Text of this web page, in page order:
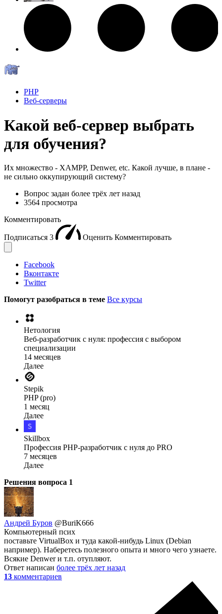
PHP
Веб-серверы
Какой веб-сервер выбрать
для обучения?
Их множество - XAMPP, Denwer, etc. Какой лучше, в плане -
не сильно оккупирующий систему?
Вопрос задан более трёх лет назад
3564 просмотра
Комментировать
Подписаться 3 Оценить Комментировать
Facebook
Вконтакте
Twitter
Помогут разобраться в теме Все курсы
Нетология
Веб-разработчик с нуля: профессия с выбором
специализации
14 месяцев
Далее
Stepik
PHP (pro)
1 месяц
Далее
Skillbox
Профессия PHP-разработчик с нуля до PRO
7 месяцев
Далее
Решения вопроса 1
Андрей Буров @BuriK666
Компьютерный псих
поставьте VirtualBox и туда какой-нибудь Linux (Debian
например). Наберетесь полезного опыта и много чего узнаете.
Всякие Denwer и т.п. отупляют.
Ответ написан более трёх лет назад
13 комментариев